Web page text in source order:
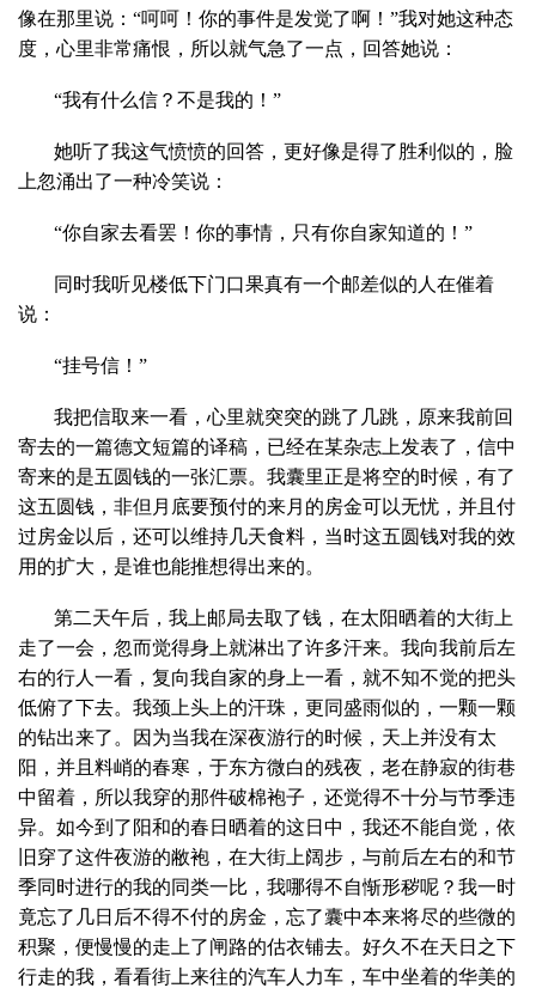
像在那里说：“呵呵！你的事件是发觉了啊！”我对她这种态
度，心里非常痛恨，所以就气急了一点，回答她说：
“我有什么信？不是我的！”
她听了我这气愤愤的回答，更好像是得了胜利似的，脸
上忽涌出了一种冷笑说：
“你自家去看罢！你的事情，只有你自家知道的！”
同时我听见楼低下门口果真有一个邮差似的人在催着
说：
“挂号信！”
我把信取来一看，心里就突突的跳了几跳，原来我前回
寄去的一篇德文短篇的译稿，已经在某杂志上发表了，信中
寄来的是五圆钱的一张汇票。我囊里正是将空的时候，有了
这五圆钱，非但月底要预付的来月的房金可以无忧，并且付
过房金以后，还可以维持几天食料，当时这五圆钱对我的效
用的扩大，是谁也能推想得出来的。
第二天午后，我上邮局去取了钱，在太阳晒着的大街上
走了一会，忽而觉得身上就淋出了许多汗来。我向我前后左
右的行人一看，复向我自家的身上一看，就不知不觉的把头
低俯了下去。我颈上头上的汗珠，更同盛雨似的，一颗一颗
的钻出来了。因为当我在深夜游行的时候，天上并没有太
阳，并且料峭的春寒，于东方微白的残夜，老在静寂的街巷
中留着，所以我穿的那件破棉袍子，还觉得不十分与节季违
异。如今到了阳和的春日晒着的这日中，我还不能自觉，依
旧穿了这件夜游的敝袍，在大街上阔步，与前后左右的和节
季同时进行的我的同类一比，我哪得不自惭形秽呢？我一时
竟忘了几日后不得不付的房金，忘了囊中本来将尽的些微的
积聚，便慢慢的走上了闸路的估衣铺去。好久不在天日之下
行走的我，看看街上来往的汽车人力车，车中坐着的华美的